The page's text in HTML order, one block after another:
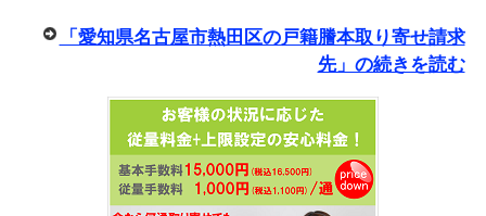
「愛知県名古屋市熱田区の戸籍謄本取り寄せ請求
先」の続きを読む